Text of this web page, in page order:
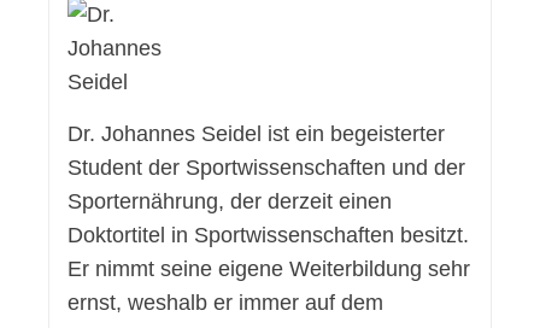
Dr. Johannes Seidel ist ein begeisterter
Student der Sportwissenschaften und der
Sporternährung, der derzeit einen
Doktortitel in Sportwissenschaften besitzt.
Er nimmt seine eigene Weiterbildung sehr
ernst, weshalb er immer auf dem